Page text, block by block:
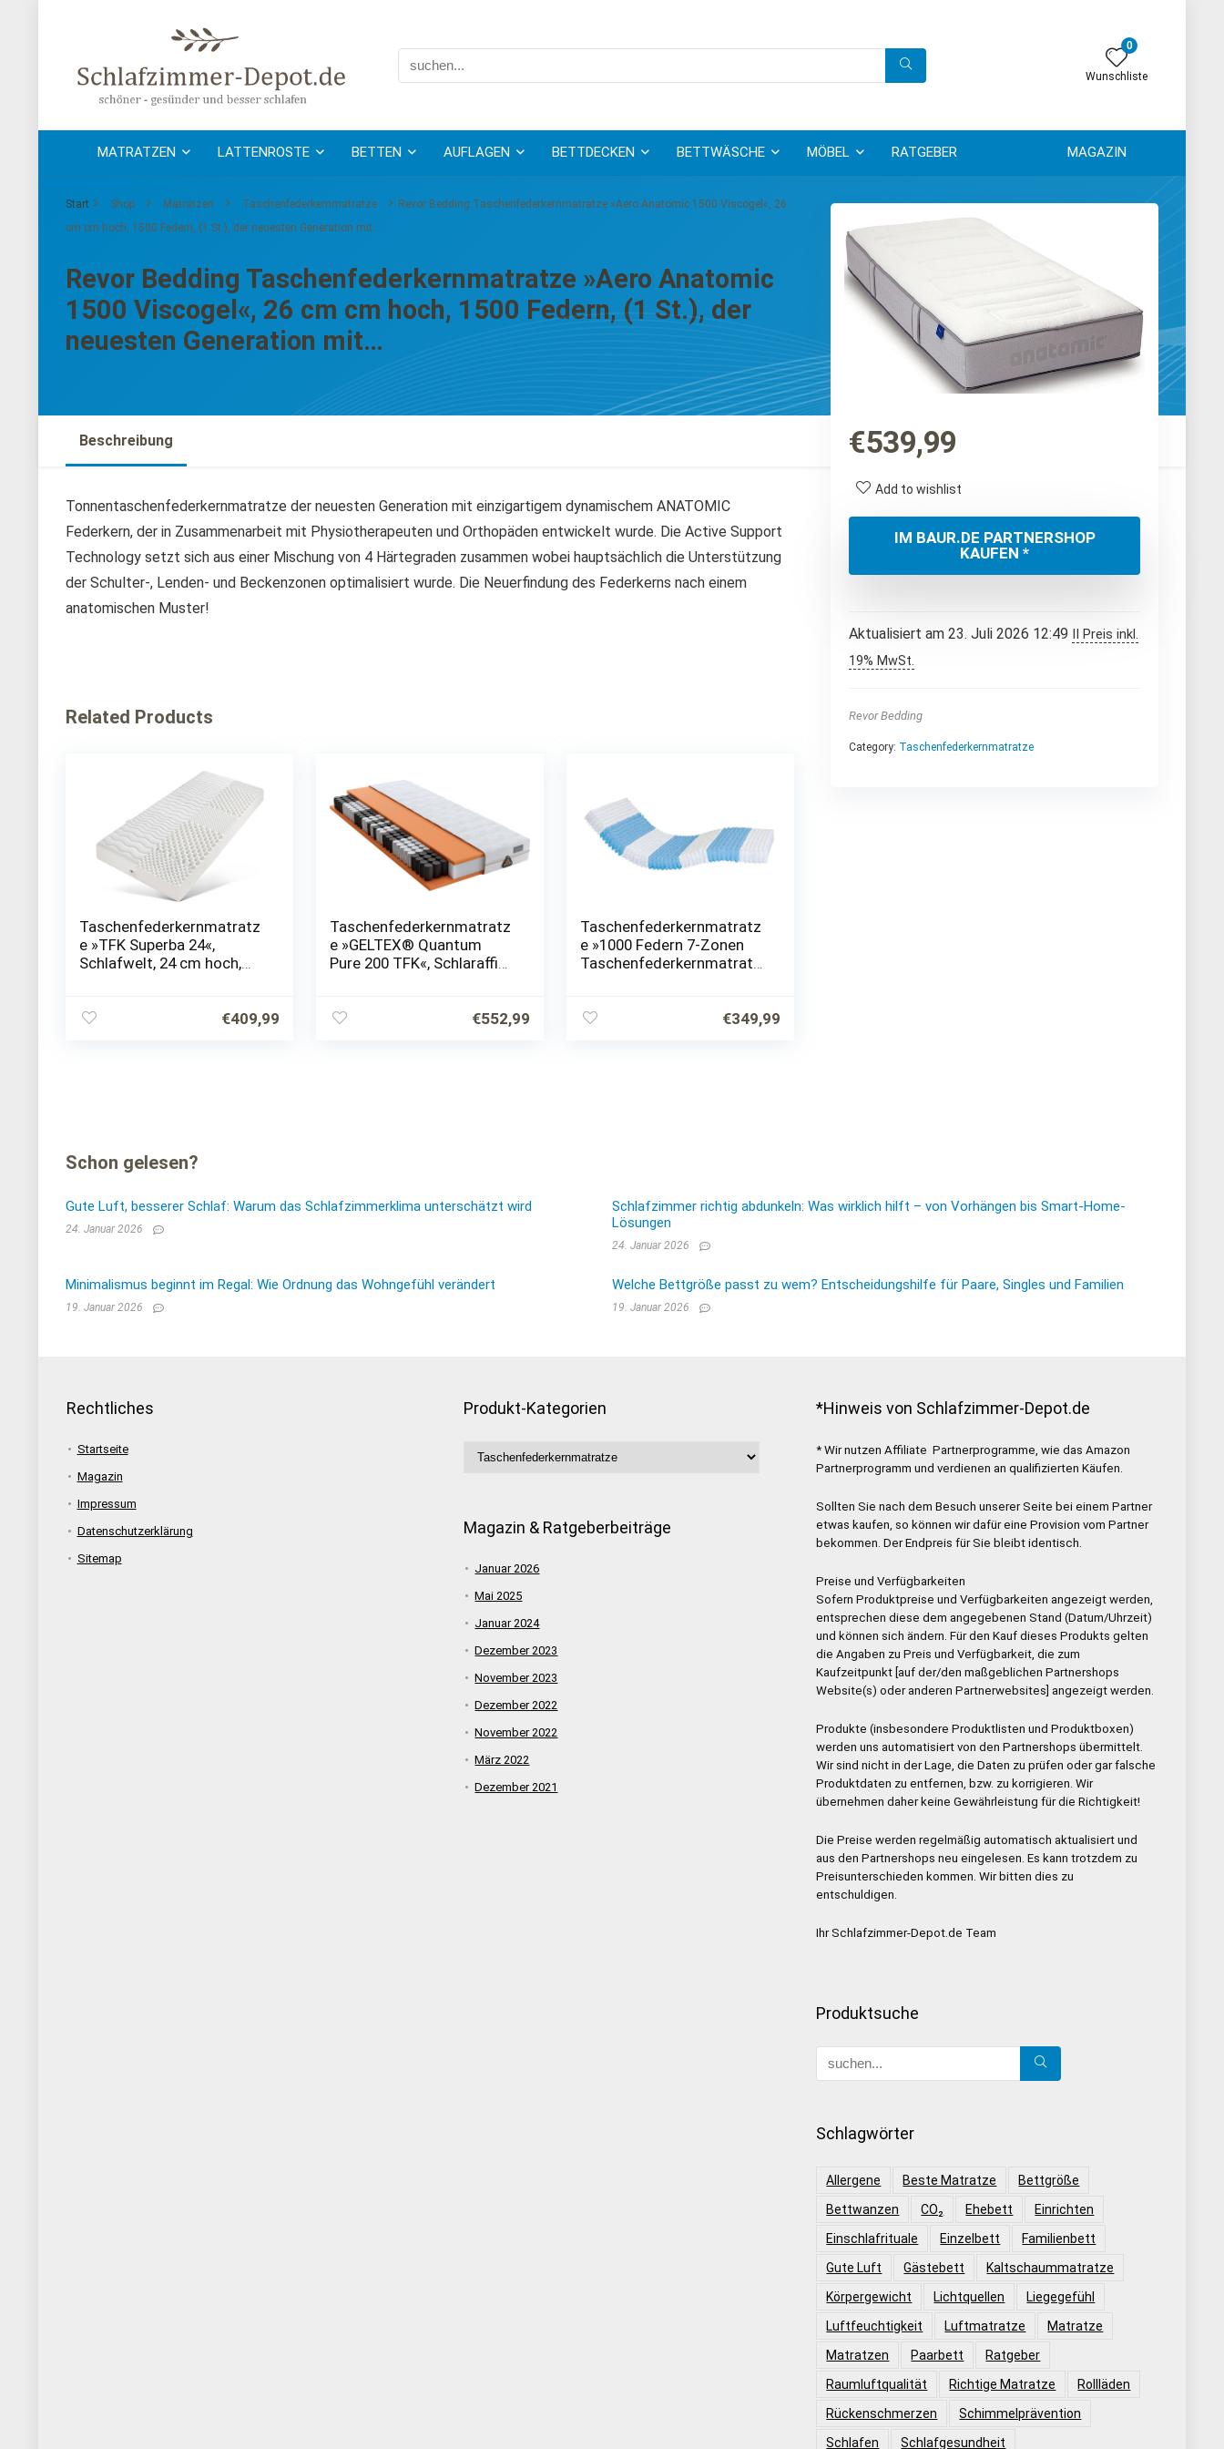
0
Wunschliste
MATRATZEN LATTENROSTE BETTEN AUFLAGEN BETTDECKEN BETTWÄSCHE MÖBEL RATGEBER MAGAZIN
Start Shop Matratzen Taschenfederkernmatratze
Revor Bedding Taschenfederkernmatratze »Aero Anatomic 1500 Viscogel«, 26
cm cm hoch, 1500 Federn, (1 St.), der neuesten Generation mit…
Revor Bedding Taschenfederkernmatratze »Aero Anatomic
1500 Viscogel«, 26 cm cm hoch, 1500 Federn, (1 St.), der
neuesten Generation mit…
€539,99
Add to wishlist
IM BAUR.DE PARTNERSHOP
KAUFEN *
Aktualisiert am 23. Juli 2026 12:49
II Preis inkl.
19% MwSt.
Revor Bedding
Category: Taschenfederkernmatratze
Beschreibung
Tonnentaschenfederkernmatratze der neuesten Generation mit einzigartigem dynamischem ANATOMIC
Federkern, der in Zusammenarbeit mit Physiotherapeuten und Orthopäden entwickelt wurde. Die Active Support
Technology setzt sich aus einer Mischung von 4 Härtegraden zusammen wobei hauptsächlich die Unterstützung
der Schulter-, Lenden- und Beckenzonen optimalisiert wurde. Die Neuerfindung des Federkerns nach einem
anatomischen Muster!
Related Products
Taschenfederkernmatratz
e »TFK Superba 24«,
Schlafwelt, 24 cm hoch,
die kompakte Matratze
€409,99
Taschenfederkernmatratz
e »GELTEX® Quantum
Pure 200 TFK«, Schlaraffia,
Schlafkomfort!
€552,99
Taschenfederkernmatratz
e »1000 Federn 7-Zonen
Taschenfederkernmatratz
cm hoch, Raumgewicht:
€349,99
Schon gelesen?
Gute Luft, besserer Schlaf: Warum das Schlafzimmerklima unterschätzt wird
24. Januar 2026
Schlafzimmer richtig abdunkeln: Was wirklich hilft – von Vorhängen bis Smart-Home-
Lösungen
24. Januar 2026
Minimalismus beginnt im Regal: Wie Ordnung das Wohngefühl verändert
19. Januar 2026
Welche Bettgröße passt zu wem? Entscheidungshilfe für Paare, Singles und Familien
19. Januar 2026
Rechtliches
Startseite
Magazin
Impressum
Datenschutzerklärung
Sitemap
Produkt-Kategorien
Magazin & Ratgeberbeiträge
Januar 2026
Mai 2025
Januar 2024
Dezember 2023
November 2023
Dezember 2022
November 2022
März 2022
Dezember 2021
*Hinweis von Schlafzimmer-Depot.de
* Wir nutzen Affiliate Partnerprogramme, wie das Amazon
Partnerprogramm und verdienen an qualifizierten Käufen.
Sollten Sie nach dem Besuch unserer Seite bei einem Partner
etwas kaufen, so können wir dafür eine Provision vom Partner
bekommen. Der Endpreis für Sie bleibt identisch.
Preise und Verfügbarkeiten
Sofern Produktpreise und Verfügbarkeiten angezeigt werden,
entsprechen diese dem angegebenen Stand (Datum/Uhrzeit)
und können sich ändern. Für den Kauf dieses Produkts gelten
die Angaben zu Preis und Verfügbarkeit, die zum
Kaufzeitpunkt [auf der/den maßgeblichen Partnershops
Website(s) oder anderen Partnerwebsites] angezeigt werden.
Produkte (insbesondere Produktlisten und Produktboxen)
werden uns automatisiert von den Partnershops übermittelt.
Wir sind nicht in der Lage, die Daten zu prüfen oder gar falsche
Produktdaten zu entfernen, bzw. zu korrigieren. Wir
übernehmen daher keine Gewährleistung für die Richtigkeit!
Die Preise werden regelmäßig automatisch aktualisiert und
aus den Partnershops neu eingelesen. Es kann trotzdem zu
Preisunterschieden kommen. Wir bitten dies zu
entschuldigen.
Ihr Schlafzimmer-Depot.de Team
Produktsuche
Schlagwörter
Allergene Beste Matratze
Bettgröße
Bettwanzen
CO₂ Ehebett
Einrichten
Einschlafrituale
Einzelbett
Familienbett
Gute Luft
Gästebett
Kaltschaummatratze
Körpergewicht
Lichtquellen
Liegegefühl
Luftfeuchtigkeit
Luftmatratze
Matratze
Matratzen
Paarbett
Ratgeber
Raumluftqualität
Richtige Matratze
Rollläden
Rückenschmerzen
Schimmelprävention
Schlafen
Schlafgesundheit